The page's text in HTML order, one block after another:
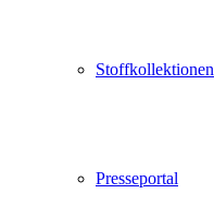
Stoffkollektionen
Presseportal